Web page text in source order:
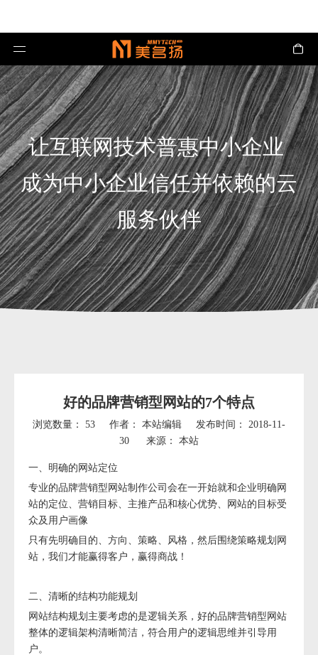
让互联网技术普惠中小企业
成为中小企业信任并依赖的云
服务伙伴
好的品牌营销型网站的7个特点
浏览数量： 53 作者： 本站编辑 发布时间： 2018-11-
30 来源： 本站
["wechat","weibo","qzone","douban","email"]
一、明确的网站定位
专业的品牌营销型网站制作公司会在一开始就和企业明确网
站的定位、营销目标、主推产品和核心优势、网站的目标受
众及用户画像
只有先明确目的、方向、策略、风格，然后围绕策略规划网
站，我们才能赢得客户，赢得商战！
二、清晰的结构功能规划
网站结构规划主要考虑的是逻辑关系，好的品牌营销型网站
整体的逻辑架构清晰简洁，符合用户的逻辑思维并引导用
户。